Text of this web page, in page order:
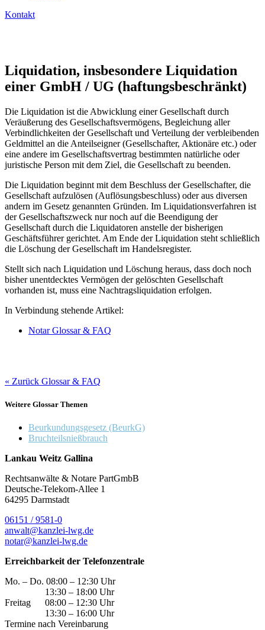
Kontakt
Liquidation, insbesondere Liquidation
einer GmbH / UG (haftungsbeschränkt)
Die Liquidation ist die Abwicklung einer Gesellschaft durch
Veräußerung des Gesellschaftsvermögens, Begleichung aller
Verbindlichkeiten der Gesellschaft und Verteilung der verbleibenden
Geldmittel an die Anteilseigner (Gesellschafter, Aktionäre etc.) oder
eine andere im Gesellschaftsvertrag bestimmten natürliche oder
juristische Person mit dem Ziel, die Gesellschaft zu beenden.
Die Liquidation beginnt mit dem Beschluss der Gesellschafter, die
Gesellschaft aufzulösen (Auflösungsbeschluss) oder aus diversen
andern im Gesetz genannten Gründen. Im Liquidationsverfahren ist
der Gesellschaftszweck nur noch auf die Beendigung der
Gesellschaft durch die Liquidatoren anstelle der bisherigen
Geschäftsführer gerichtet. Am Ende der Liquidation steht schließlich
die Löschung der Gesellschaft im Handelsregister.
Stellt sich nach Liquidation und Löschung heraus, dass doch noch
bisher unentdecktes Vermögen der gelöschten Gesellschaft
vorhanden ist, muss eine Nachtragsliquidation erfolgen.
In Verbindung stehende Artikel:
Notar Glossar & FAQ
« Zurück Glossar & FAQ
Weitere Glossar Themen
Beurkundungsgesetz (BeurkG)
Bruchteilsnießbrauch
Lankau Weitz Gallina
Rechtsanwälte & Notare PartGmbB
Deutsche-Telekom-Allee 1
64295 Darmstadt
06151 / 9581-0
anwalt@kanzlei-lwg.de
notar@kanzlei-lwg.de
Erreichbarkeit der Telefonzentrale
Mo. – Do. 08:00 – 12:30 Uhr
13:30 – 18:00 Uhr
Freitag 08:00 – 12:30 Uhr
13:30 – 16:00 Uhr
Termine nach Vereinbarung